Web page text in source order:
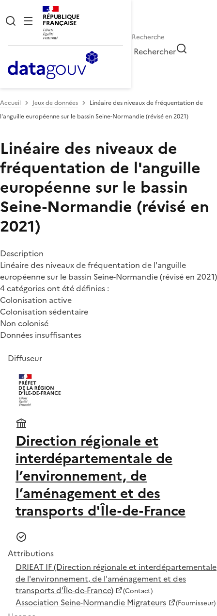
RÉPUBLIQUE
FRANÇAISE
Rechercher
Accueil Jeux de données
Linéaire des niveaux de fréquentation de
l'anguille européenne sur le bassin Seine-Normandie (révisé en 2021)
Linéaire des niveaux de
fréquentation de l'anguille
européenne sur le bassin
Seine-Normandie (révisé en
2021)
Description
Linéaire des niveaux de fréquentation de l'anguille
européenne sur le bassin Seine-Normandie (révisé en 2021)
4 catégories ont été définies :
Colonisation active
Colonisation sédentaire
Non colonisé
Données insuffisantes
Diffuseur
Direction régionale et
interdépartementale de
l’environnement, de
l’aménagement et des
transports d'Île-de-France
Attributions
DRIEAT IF (Direction régionale et interdépartementale
de l'environnement, de l'aménagement et des
transports d'Île-de-France)
(Contact)
Association Seine-Normandie Migrateurs (Fournisseur)